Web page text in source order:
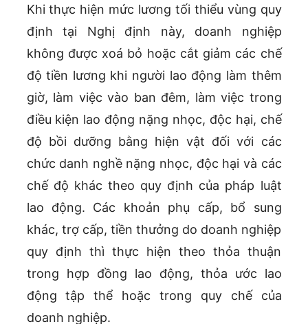
Khi thực hiện mức lương tối thiểu vùng quy
định tại Nghị định này, doanh nghiệp
không được xoá bỏ hoặc cắt giảm các chế
độ tiền lương khi người lao động làm thêm
giờ, làm việc vào ban đêm, làm việc trong
điều kiện lao động nặng nhọc, độc hại, chế
độ bồi dưỡng bằng hiện vật đối với các
chức danh nghề nặng nhọc, độc hại và các
chế độ khác theo quy định của pháp luật
lao động. Các khoản phụ cấp, bổ sung
khác, trợ cấp, tiền thưởng do doanh nghiệp
quy định thì thực hiện theo thỏa thuận
trong hợp đồng lao động, thỏa ước lao
động tập thể hoặc trong quy chế của
doanh nghiệp.